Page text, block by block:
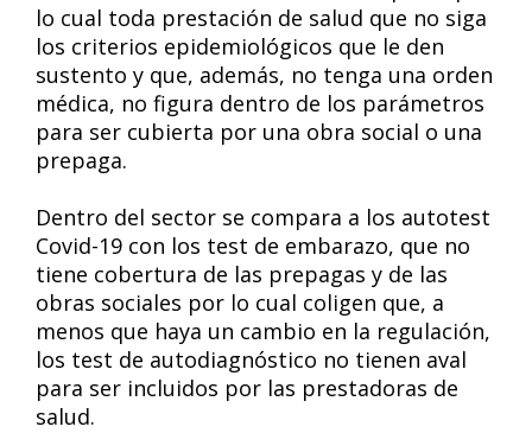
lo cual toda prestación de salud que no siga
los criterios epidemiológicos que le den
sustento y que, además, no tenga una orden
médica, no figura dentro de los parámetros
para ser cubierta por una obra social o una
prepaga.
Dentro del sector se compara a los autotest
Covid-19 con los test de embarazo, que no
tiene cobertura de las prepagas y de las
obras sociales por lo cual coligen que, a
menos que haya un cambio en la regulación,
los test de autodiagnóstico no tienen aval
para ser incluidos por las prestadoras de
salud.